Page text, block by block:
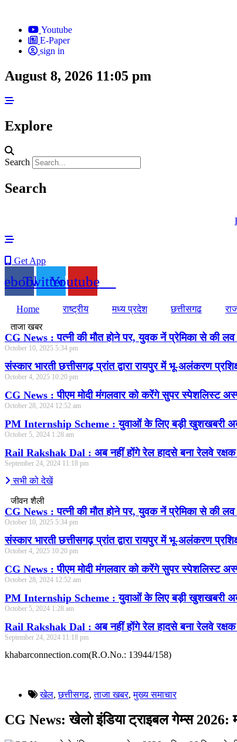
content
Youtube
E-Paper
sign in
August 8, 2026 11:05 pm
Explore
Search
Search
Get App
TwitterYoutube
Home राष्ट्रीय मध्य प्रदेश छत्तीसगढ
ताजा खबर
CG News : पत्नी की मौत होने पर, युवक नें प्रेमिका से की लव
October 10, 2025 5:34 pm
संस्कार भारती छत्तीसगढ़ प्रांत द्वारा रायपुर में भू-अलंकरण
October 4, 2025 10:20 pm
CG News : पीएम मोदी मंगलवार को करेंगे सुपर स्पेशलिस्ट
October 28, 2024 12:52 am
PM Internship Scheme : युवाओं के लिए बड़ी खुशखबरी
October 5, 2024 1:28 am
Rail Rakshak Dal : अब नहीं होंगे रेल हादसे बना रेलवे
September 24, 2024 11:18 pm
सभी को देखें
जीवन शैली
CG News : पत्नी की मौत होने पर, युवक नें प्रेमिका से की लव
October 10, 2025 5:34 pm
संस्कार भारती छत्तीसगढ़ प्रांत द्वारा रायपुर में भू-अलंकरण
October 4, 2025 10:20 pm
CG News : पीएम मोदी मंगलवार को करेंगे सुपर स्पेशलिस्ट
October 28, 2024 12:52 am
PM Internship Scheme : युवाओं के लिए बड़ी खुशखबरी
October 5, 2024 1:28 am
Rail Rakshak Dal : अब नहीं होंगे रेल हादसे बना रेलवे
September 24, 2024 11:18 pm
khabarconnection.com(R.O.No.: 13944/158)
खेल,छत्तीसगढ,ताजा खबर,मुख्य समाचार​
CG News: खेलो इंडिया ट्राइबल गेम्स 2026: